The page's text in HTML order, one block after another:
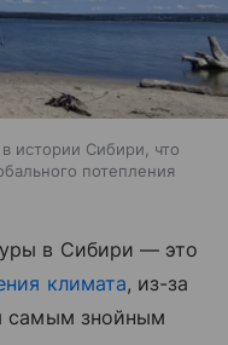
истории Сибири, что
потепления
в Сибири — это
климата, из-за
самым знойным